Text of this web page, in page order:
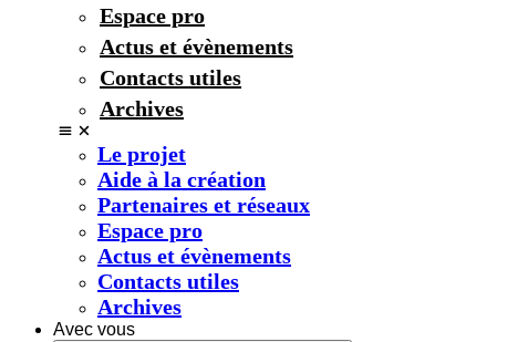
Espace pro
Actus et évènements
Contacts utiles
Archives
Le projet
Aide à la création
Partenaires et réseaux
Espace pro
Actus et évènements
Contacts utiles
Archives
Avec vous